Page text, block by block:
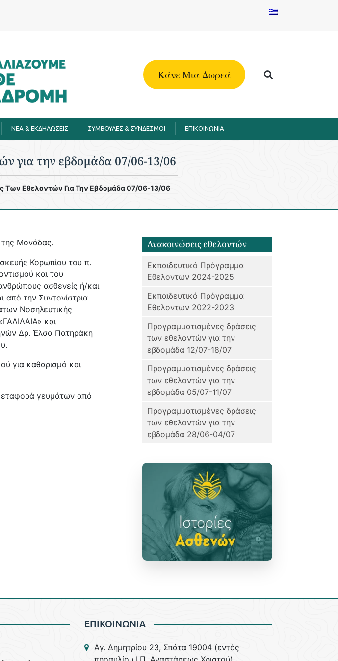
Kάνε Μια Δωρεά
ΝΕΑ & ΕΚΔΗΛΩΣΕΙΣ ΣΥΜΒΟΥΛΕΣ & ΣΥΝΔΕΣΜΟΙ EΠΙΚΟΙΝΩΝΙΑ
για την εβδομάδα 07/06-13/06
Των Εθελοντών Για Την Εβδομάδα 07/06-13/06
της Μονάδας.
Κορωπίου του π.
και του
ασθενείς ή/και
από την Συντονίστρια
Νοσηλευτικής
και
Δρ. Έλσα Πατηράκη
για καθαρισμό και
γευμάτων από
Ανακοινώσεις εθελοντών
Εκπαιδευτικό Πρόγραμμα
Εθελοντών 2024-2025
Εκπαιδευτικό Πρόγραμμα
Εθελοντών 2022-2023
Προγραμματισμένες δράσεις
των εθελοντών για την
εβδομάδα 12/07-18/07
Προγραμματισμένες δράσεις
των εθελοντών για την
εβδομάδα 05/07-11/07
Προγραμματισμένες δράσεις
των εθελοντών για την
εβδομάδα 28/06-04/07
ΕΠΙΚΟΙΝΩΝΙΑ
Aγ. Δημητρίου 23, Σπάτα 19004 (εντός
προαυλίου Ι.Π. Αναστάσεως Χριστού)